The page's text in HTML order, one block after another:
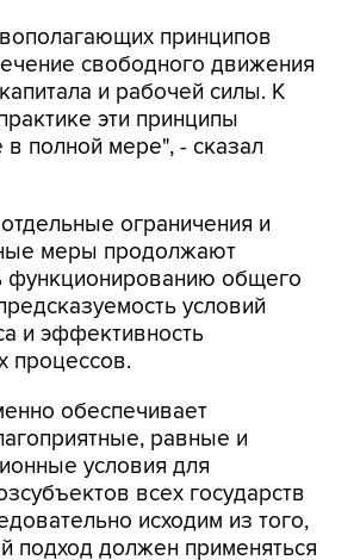
и рабочей силы. К
эти принципы
в полной мере", - сказал
ограничения и
функционированию общего
условий
и эффективность
процессов.
обеспечивает
условия для
всех государств
исходим из того,
подход должен применяться
ЕАЭС. Именно поэтому мы
важным, чтобы любые